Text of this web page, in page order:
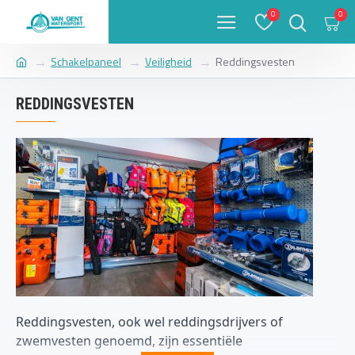
0 0
Schakelpaneel Veiligheid Reddingsvesten
REDDINGSVESTEN
Reddingsvesten, ook wel reddingsdrijvers of
zwemvesten genoemd, zijn essentiële